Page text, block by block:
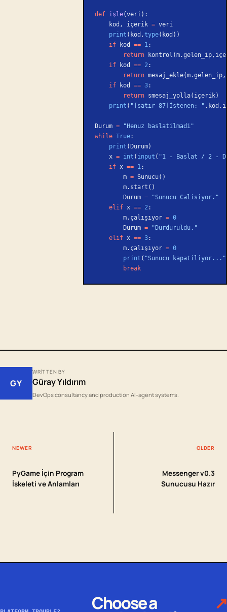
def işle(veri):
    kod, içerik
= veri
    print
(kod,type(kod))
    if
kod == 1 :
        return
    if
kod == 2 :
        return
    if
kod == 3:
        return
smesaj_yolla(içerik)
    print
( "[satır 87]İstenen: "
Durum = "Henuz baslatilmadi"
while True:
    print
(Durum)
    x
= int ( input ( "1 - Baslat / 2 -
    if
x == 1 :
        m
= Sunucu()
        m.start()
        Durum
= "Sunucu Calisiyor."
    elif
x == 2 :
        m.çalışıyor
= 0
        Durum
= "Durduruldu."
    elif
x == 3:
        m.çalışıyor
= 0
        print
( "Sunucu kapatiliyor..."
        break
GY
WRITTEN BY
Güray Yıldırım
DevOps consultancy and production AI-agent systems.
NEWER
PyGame İçin Program
İskeleti ve Anlamları
OLDER
Messenger v0.3
Sunucusu Hazır
Choose a ↗